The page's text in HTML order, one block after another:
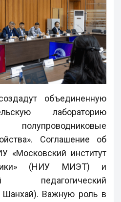
объединенную
лабораторию
полупроводниковые
Соглашение об
«Московский институт
(НИУ МИЭТ) и
педагогический
Шанхай). Важную роль в